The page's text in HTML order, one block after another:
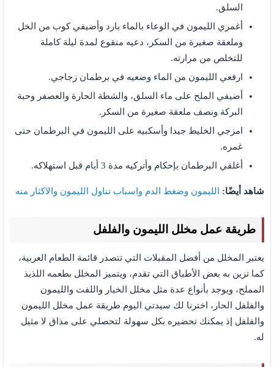
السلق.
أغمري الليمون في الوعاء بالماء بارد وأضيفي كوب من الخل
وملعقة صغيرة من السكر، دعيه منقوع لمدة ليلة كاملة
للتخلص من مرارته.
ارفعي الليمون من الماء وضعيه في برطمان زجاجي.
أضيفي الملح على ماء السلق، والشطة الحارة والعصفر وحبة
البركة ونصف ملعقة صغيرة من السكر.
امزجي الخليط جيدا وأسكبيه على الليمون في البرطمان حتى
غمره.
أغلقي البرطمان بإحكام وأتركيه مدة 3 أيام قبل استهلاكه.
شاهد أيضًا: الليمون وضغط الدم واسباب تناول الليمون والاكثار منه
طريقة عمل مخلل الليمون والفلفل
يعتبر المخلل من أفضل المقبلات التي تتصدر قائمة الطعام العربية،
كما تزين به بعض الأطباق التي تقدم، ويتميز المخلل بطعمه اللذيذ
المملح، ويوجد بأنواع عدة مثل مخلل الخيار واللفت والليمون
والفلفل الحار، اخترنا لك سيدتي اليوم طريقة عمل مخلل الليمون
والفلفل إذ يمكنك تحضيره بكل سهولة لتحصلي على مذاق لا مثيل
له.